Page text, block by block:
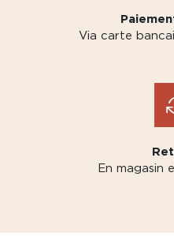
Via carte
En magasin